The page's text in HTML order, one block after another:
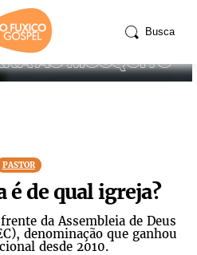
Busca
PASTOR
é de qual igreja?
da Assembleia de Deus
denominação que ganhou
desde 2010.